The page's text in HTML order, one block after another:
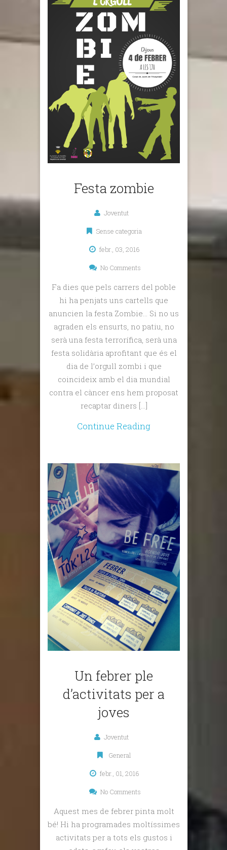
Festa zombie
Joventut
Sense categoria
febr., 03, 2016
No Comments
Fa dies que pels carrers del poble
hi ha penjats uns cartells que
anuncien la festa Zombie… Si no us
agraden els ensurts, no patiu, no
serà una festa terrorífica, serà una
festa solidària aprofitant que és el
dia de l’orgull zombi i que
coincideix amb el dia mundial
contra el càncer ens hem proposat
recaptar diners […]
Continue Reading
Un febrer ple
d’activitats per a
joves
Joventut
General
febr., 01, 2016
No Comments
Aquest mes de febrer pinta molt
bé! Hi ha programades moltíssimes
activitats per a tots els gustos i